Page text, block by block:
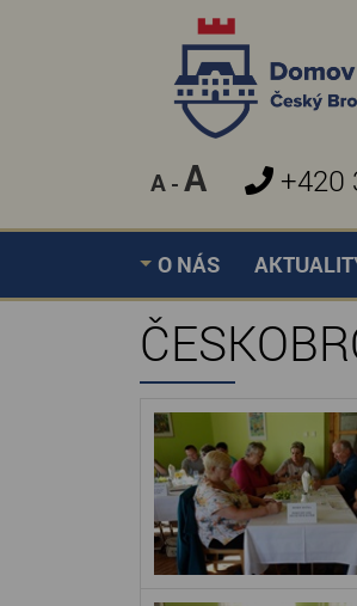
A - A +420
O NÁS
Úvodní stránka »